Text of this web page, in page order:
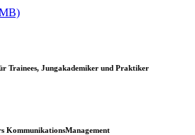
Trainees, Jungakademiker und Praktiker
KommunikationsManagement